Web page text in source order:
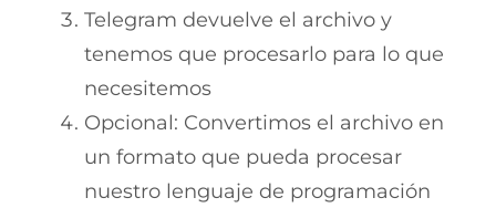
Telegram devuelve el archivo y
tenemos que procesarlo para lo que
necesitemos
Opcional: Convertimos el archivo en
un formato que pueda procesar
nuestro lenguaje de programación